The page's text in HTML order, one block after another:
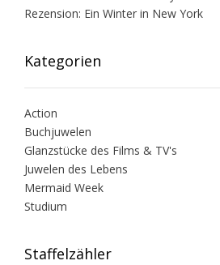
Rezension: Ein Winter in New York
Kategorien
Action
Buchjuwelen
Glanzstücke des Films & TV's
Juwelen des Lebens
Mermaid Week
Studium
Staffelzähler